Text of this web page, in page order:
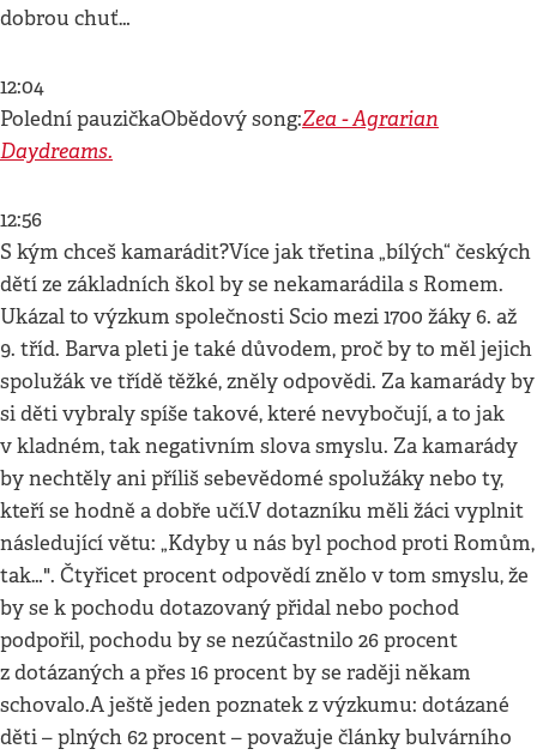
dobrou chuť…
12:04
Polední pauzičkaObědový song:Zea - Agrarian
Daydreams.
12:56
S kým chceš kamarádit?Více jak třetina „bílých“ českých
dětí ze základních škol by se nekamarádila s Romem.
Ukázal to výzkum společnosti Scio mezi 1700 žáky 6. až
9. tříd. Barva pleti je také důvodem, proč by to měl jejich
spolužák ve třídě těžké, zněly odpovědi. Za kamarády by
si děti vybraly spíše takové, které nevybočují, a to jak
v kladném, tak negativním slova smyslu. Za kamarády
by nechtěly ani příliš sebevědomé spolužáky nebo ty,
kteří se hodně a dobře učí.V dotazníku měli žáci vyplnit
následující větu: „Kdyby u nás byl pochod proti Romům,
tak…". Čtyřicet procent odpovědí znělo v tom smyslu, že
by se k pochodu dotazovaný přidal nebo pochod
podpořil, pochodu by se nezúčastnilo 26 procent
z dotázaných a přes 16 procent by se raději někam
schovalo.A ještě jeden poznatek z výzkumu: dotázané
děti – plných 62 procent – považuje články bulvárního